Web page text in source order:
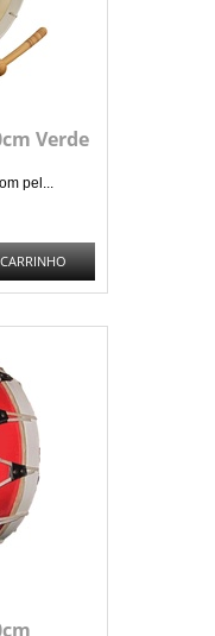
Verde
pel...